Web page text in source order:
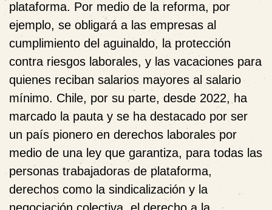
plataforma. Por medio de la reforma, por
ejemplo, se obligará a las empresas al
cumplimiento del aguinaldo, la protección
contra riesgos laborales, y las vacaciones para
quienes reciban salarios mayores al salario
mínimo. Chile, por su parte, desde 2022, ha
marcado la pauta y se ha destacado por ser
un país pionero en derechos laborales por
medio de una ley que garantiza, para todas las
personas trabajadoras de plataforma,
derechos como la sindicalización y la